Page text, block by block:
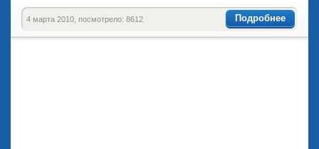
Подробнее
4 марта 2010, посмотрело: 8612